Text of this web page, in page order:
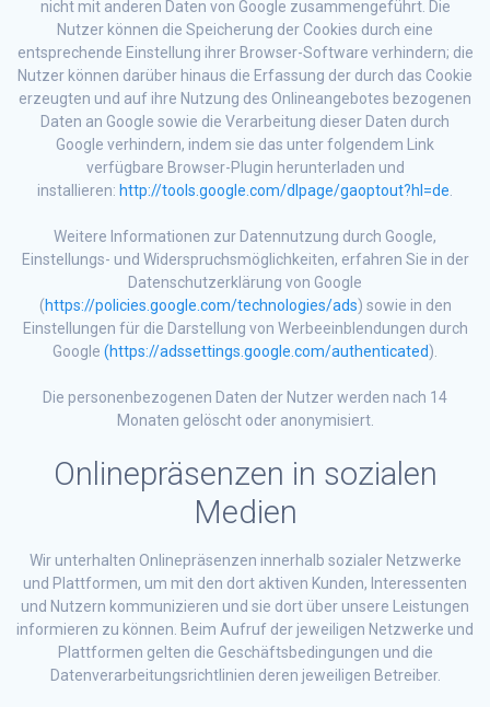
nicht mit anderen Daten von Google zusammengeführt. Die
Nutzer können die Speicherung der Cookies durch eine
entsprechende Einstellung ihrer Browser-Software verhindern; die
Nutzer können darüber hinaus die Erfassung der durch das Cookie
erzeugten und auf ihre Nutzung des Onlineangebotes bezogenen
Daten an Google sowie die Verarbeitung dieser Daten durch
Google verhindern, indem sie das unter folgendem Link
verfügbare Browser-Plugin herunterladen und
installieren: http://tools.google.com/dlpage/gaoptout?hl=de
Weitere Informationen zur Datennutzung durch Google,
Einstellungs- und Widerspruchsmöglichkeiten, erfahren Sie in der
Datenschutzerklärung von Google
(https://policies.google.com/technologies/ads) sowie in den
Einstellungen für die Darstellung von Werbeeinblendungen durch
Google (https://adssettings.google.com/authenticated).
Die personenbezogenen Daten der Nutzer werden nach 14
Monaten gelöscht oder anonymisiert.
Onlinepräsenzen in sozialen
Medien
Wir unterhalten Onlinepräsenzen innerhalb sozialer Netzwerke
und Plattformen, um mit den dort aktiven Kunden, Interessenten
und Nutzern kommunizieren und sie dort über unsere Leistungen
informieren zu können. Beim Aufruf der jeweiligen Netzwerke und
Plattformen gelten die Geschäftsbedingungen und die
Datenverarbeitungsrichtlinien deren jeweiligen Betreiber.